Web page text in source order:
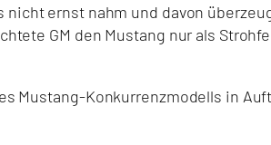
ernst nahm und davon
GM den Mustang nur als
Mustang-Konkurrenzmodells in